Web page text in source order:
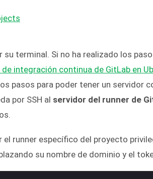
su terminal. Si no ha realizado los
integración continua de GitLab en
pasos para poder tener un servidor
por SSH al servidor del runner de
el runner específico del proyecto
su nombre de dominio y el